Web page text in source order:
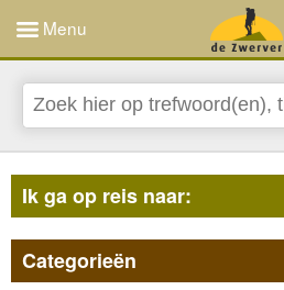
Menu
Ik ga op reis naar:
Categorieën